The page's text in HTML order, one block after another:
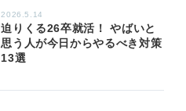
2026.5.14
迫りくる26卒就活！ やばいと
思う人が今日からやるべき対策
13選